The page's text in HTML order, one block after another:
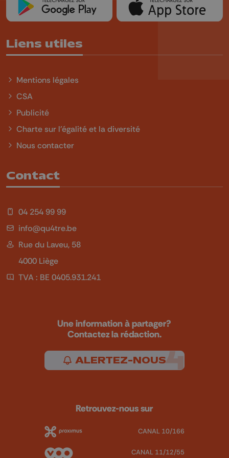
Liens utiles
Mentions légales
CSA
Publicité
Charte sur l'égalité et la diversité
Nous contacter
Contact
04 254 99 99
info@qu4tre.be
Rue du Laveu, 58
4000 Liège
TVA : BE 0405.931.241
Une information à partager?
Contactez la rédaction.
ALERTEZ-NOUS
Retrouvez-nous sur
CANAL 10/166
CANAL 11/12/55